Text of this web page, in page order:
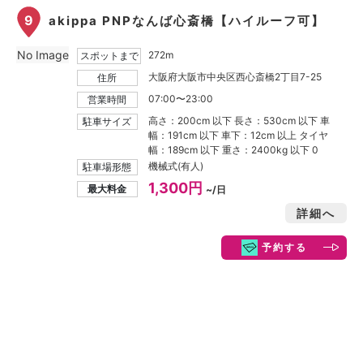
9 akippa PNPなんば心斎橋【ハイルーフ可】
スポットまで
272m
住所
大阪府大阪市中央区西心斎橋2丁目7-25
営業時間
07:00〜23:00
駐車サイズ
高さ：200cm 以下 長さ：530cm 以下 車
幅：191cm 以下 車下：12cm 以上 タイヤ
幅：189cm 以下 重さ：2400kg 以下 0
駐車場形態
機械式(有人)
最大料金
1,300円 ~/日
詳細へ
予約する
No Image